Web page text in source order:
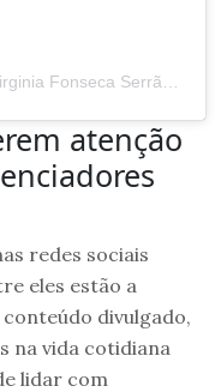
atenção
redes sociais
eles estão a
divulgado,
na vida cotidiana
lidar com